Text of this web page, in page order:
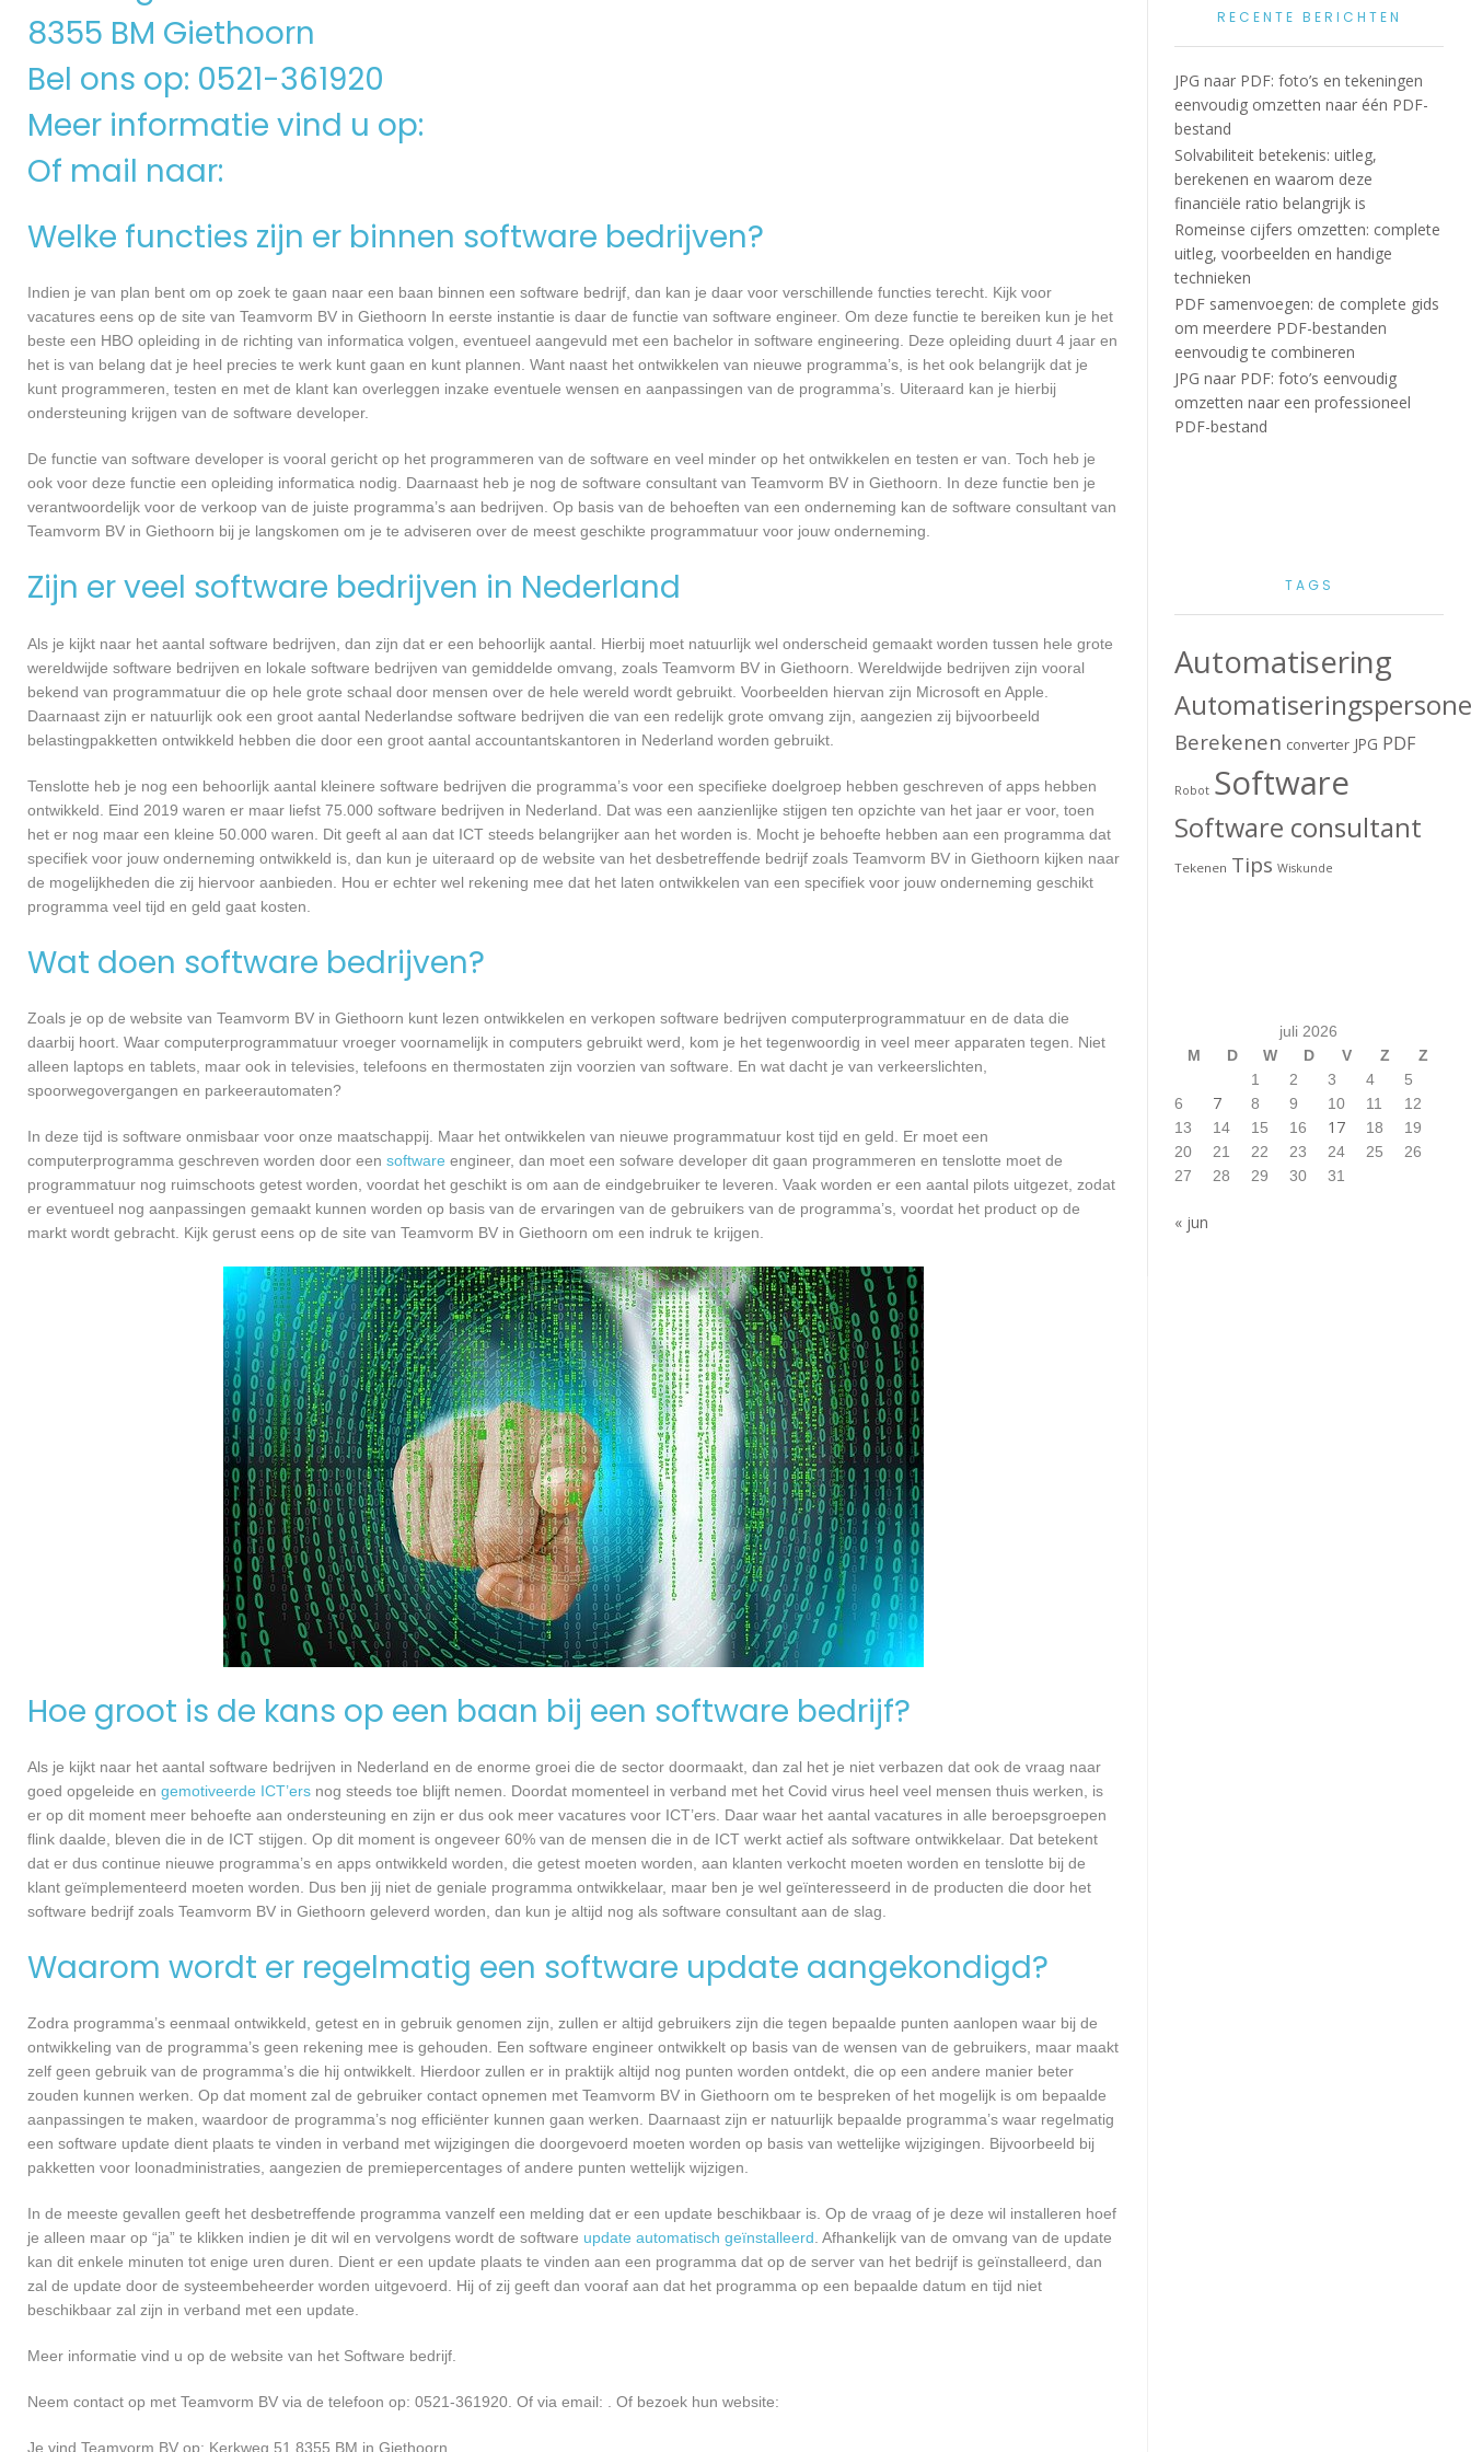
8355 BM Giethoorn
Bel ons op: 0521-361920
Meer informatie vind u op:
Of mail naar:
Welke functies zijn er binnen software bedrijven?
Indien je van plan bent om op zoek te gaan naar een baan binnen een software bedrijf, dan kan je daar voor verschillende functies terecht. Kijk voor
vacatures eens op de site van Teamvorm BV in Giethoorn In eerste instantie is daar de functie van software engineer. Om deze functie te bereiken kun je het
beste een HBO opleiding in de richting van informatica volgen, eventueel aangevuld met een bachelor in software engineering. Deze opleiding duurt 4 jaar en
het is van belang dat je heel precies te werk kunt gaan en kunt plannen. Want naast het ontwikkelen van nieuwe programma’s, is het ook belangrijk dat je
kunt programmeren, testen en met de klant kan overleggen inzake eventuele wensen en aanpassingen van de programma’s. Uiteraard kan je hierbij
ondersteuning krijgen van de software developer.
De functie van software developer is vooral gericht op het programmeren van de software en veel minder op het ontwikkelen en testen er van. Toch heb je
ook voor deze functie een opleiding informatica nodig. Daarnaast heb je nog de software consultant van Teamvorm BV in Giethoorn. In deze functie ben je
verantwoordelijk voor de verkoop van de juiste programma’s aan bedrijven. Op basis van de behoeften van een onderneming kan de software consultant van
Teamvorm BV in Giethoorn bij je langskomen om je te adviseren over de meest geschikte programmatuur voor jouw onderneming.
Zijn er veel software bedrijven in Nederland
Als je kijkt naar het aantal software bedrijven, dan zijn dat er een behoorlijk aantal. Hierbij moet natuurlijk wel onderscheid gemaakt worden tussen hele grote
wereldwijde software bedrijven en lokale software bedrijven van gemiddelde omvang, zoals Teamvorm BV in Giethoorn. Wereldwijde bedrijven zijn vooral
bekend van programmatuur die op hele grote schaal door mensen over de hele wereld wordt gebruikt. Voorbeelden hiervan zijn Microsoft en Apple.
Daarnaast zijn er natuurlijk ook een groot aantal Nederlandse software bedrijven die van een redelijk grote omvang zijn, aangezien zij bijvoorbeeld
belastingpakketten ontwikkeld hebben die door een groot aantal accountantskantoren in Nederland worden gebruikt.
Tenslotte heb je nog een behoorlijk aantal kleinere software bedrijven die programma’s voor een specifieke doelgroep hebben geschreven of apps hebben
ontwikkeld. Eind 2019 waren er maar liefst 75.000 software bedrijven in Nederland. Dat was een aanzienlijke stijgen ten opzichte van het jaar er voor, toen
het er nog maar een kleine 50.000 waren. Dit geeft al aan dat ICT steeds belangrijker aan het worden is. Mocht je behoefte hebben aan een programma dat
specifiek voor jouw onderneming ontwikkeld is, dan kun je uiteraard op de website van het desbetreffende bedrijf zoals Teamvorm BV in Giethoorn kijken naar
de mogelijkheden die zij hiervoor aanbieden. Hou er echter wel rekening mee dat het laten ontwikkelen van een specifiek voor jouw onderneming geschikt
programma veel tijd en geld gaat kosten.
Wat doen software bedrijven?
Zoals je op de website van Teamvorm BV in Giethoorn kunt lezen ontwikkelen en verkopen software bedrijven computerprogrammatuur en de data die
daarbij hoort. Waar computerprogrammatuur vroeger voornamelijk in computers gebruikt werd, kom je het tegenwoordig in veel meer apparaten tegen. Niet
alleen laptops en tablets, maar ook in televisies, telefoons en thermostaten zijn voorzien van software. En wat dacht je van verkeerslichten,
spoorwegovergangen en parkeerautomaten?
In deze tijd is software onmisbaar voor onze maatschappij. Maar het ontwikkelen van nieuwe programmatuur kost tijd en geld. Er moet een
computerprogramma geschreven worden door een software engineer, dan moet een sofware developer dit gaan programmeren en tenslotte moet de
programmatuur nog ruimschoots getest worden, voordat het geschikt is om aan de eindgebruiker te leveren. Vaak worden er een aantal pilots uitgezet, zodat
er eventueel nog aanpassingen gemaakt kunnen worden op basis van de ervaringen van de gebruikers van de programma’s, voordat het product op de
markt wordt gebracht. Kijk gerust eens op de site van Teamvorm BV in Giethoorn om een indruk te krijgen.
Hoe groot is de kans op een baan bij een software bedrijf?
Als je kijkt naar het aantal software bedrijven in Nederland en de enorme groei die de sector doormaakt, dan zal het je niet verbazen dat ook de vraag naar
goed opgeleide en gemotiveerde ICT’ers nog steeds toe blijft nemen. Doordat momenteel in verband met het Covid virus heel veel mensen thuis werken, is
er op dit moment meer behoefte aan ondersteuning en zijn er dus ook meer vacatures voor ICT’ers. Daar waar het aantal vacatures in alle beroepsgroepen
flink daalde, bleven die in de ICT stijgen. Op dit moment is ongeveer 60% van de mensen die in de ICT werkt actief als software ontwikkelaar. Dat betekent
dat er dus continue nieuwe programma’s en apps ontwikkeld worden, die getest moeten worden, aan klanten verkocht moeten worden en tenslotte bij de
klant geïmplementeerd moeten worden. Dus ben jij niet de geniale programma ontwikkelaar, maar ben je wel geïnteresseerd in de producten die door het
software bedrijf zoals Teamvorm BV in Giethoorn geleverd worden, dan kun je altijd nog als software consultant aan de slag.
Waarom wordt er regelmatig een software update aangekondigd?
Zodra programma’s eenmaal ontwikkeld, getest en in gebruik genomen zijn, zullen er altijd gebruikers zijn die tegen bepaalde punten aanlopen waar bij de
ontwikkeling van de programma’s geen rekening mee is gehouden. Een software engineer ontwikkelt op basis van de wensen van de gebruikers, maar maakt
zelf geen gebruik van de programma’s die hij ontwikkelt. Hierdoor zullen er in praktijk altijd nog punten worden ontdekt, die op een andere manier beter
zouden kunnen werken. Op dat moment zal de gebruiker contact opnemen met Teamvorm BV in Giethoorn om te bespreken of het mogelijk is om bepaalde
aanpassingen te maken, waardoor de programma’s nog efficiënter kunnen gaan werken. Daarnaast zijn er natuurlijk bepaalde programma’s waar regelmatig
een software update dient plaats te vinden in verband met wijzigingen die doorgevoerd moeten worden op basis van wettelijke wijzigingen. Bijvoorbeeld bij
pakketten voor loonadministraties, aangezien de premiepercentages of andere punten wettelijk wijzigen.
In de meeste gevallen geeft het desbetreffende programma vanzelf een melding dat er een update beschikbaar is. Op de vraag of je deze wil installeren hoef
je alleen maar op “ja” te klikken indien je dit wil en vervolgens wordt de software update automatisch geïnstalleerd . Afhankelijk van de omvang van de update
kan dit enkele minuten tot enige uren duren. Dient er een update plaats te vinden aan een programma dat op de server van het bedrijf is geïnstalleerd, dan
zal de update door de systeembeheerder worden uitgevoerd. Hij of zij geeft dan vooraf aan dat het programma op een bepaalde datum en tijd niet
beschikbaar zal zijn in verband met een update.
Meer informatie vind u op de website van het Software bedrijf.
Neem contact op met Teamvorm BV via de telefoon op: 0521-361920. Of via email: . Of bezoek hun website:
Je vind Teamvorm BV op: Kerkweg 51 8355 BM in Giethoorn.
RECENTE BERICHTEN
JPG naar PDF: foto’s en tekeningen
eenvoudig omzetten naar één PDF-
bestand
Solvabiliteit betekenis: uitleg,
berekenen en waarom deze
financiële ratio belangrijk is
Romeinse cijfers omzetten: complete
uitleg, voorbeelden en handige
technieken
PDF samenvoegen: de complete gids
om meerdere PDF-bestanden
eenvoudig te combineren
JPG naar PDF: foto’s eenvoudig
omzetten naar een professioneel
PDF-bestand
TAGS
Automatisering
Berekenen converter JPG PDF
Robot Software
Software consultant
Tekenen Tips Wiskunde
juli 2026
M
D W D V Z
Z
1
2 3 4
5
6
7 8 9 10 11
12
13
14 15 16 17 18
19
20
21 22 23 24 25
26
27
28 29 30 31
« jun